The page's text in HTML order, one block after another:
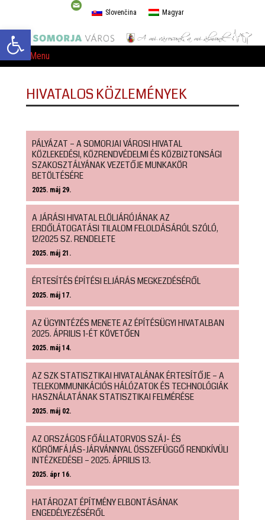
Eszköztár megnyitása
Slovenčina Magyar
Menu
HIVATALOS KÖZLEMÉNYEK
PÁLYÁZAT – A SOMORJAI VÁROSI HIVATAL
KÖZLEKEDÉSI, KÖZRENDVÉDELMI ÉS KÖZBIZTONSÁGI
SZAKOSZTÁLYÁNAK VEZETŐJE MUNKAKÖR
BETÖLTÉSÉRE
2025. máj 29.
A JÁRÁSI HIVATAL ELÖLJÁRÓJÁNAK AZ
ERDŐLÁTOGATÁSI TILALOM FELOLDÁSÁRÓL SZÓLÓ,
12/2025 SZ. RENDELETE
2025. máj 21.
ÉRTESÍTÉS ÉPÍTÉSI ELJÁRÁS MEGKEZDÉSÉRŐL
2025. máj 17.
AZ ÜGYINTÉZÉS MENETE AZ ÉPÍTÉSÜGYI HIVATALBAN
2025. ÁPRILIS 1-ÉT KÖVETŐEN
2025. máj 14.
AZ SZK STATISZTIKAI HIVATALÁNAK ÉRTESÍTŐJE – A
TELEKOMMUNIKÁCIÓS HÁLÓZATOK ÉS TECHNOLÓGIÁK
HASZNÁLATÁNAK STATISZTIKAI FELMÉRÉSE
2025. máj 02.
AZ ORSZÁGOS FŐÁLLATORVOS SZÁJ- ÉS
KÖRÖMFÁJÁS-JÁRVÁNNYAL ÖSSZEFÜGGŐ RENDKÍVÜLI
INTÉZKEDÉSEI – 2025. ÁPRILIS 13.
2025. ápr 16.
HATÁROZAT ÉPÍTMÉNY ELBONTÁSÁNAK
ENGEDÉLYEZÉSÉRŐL